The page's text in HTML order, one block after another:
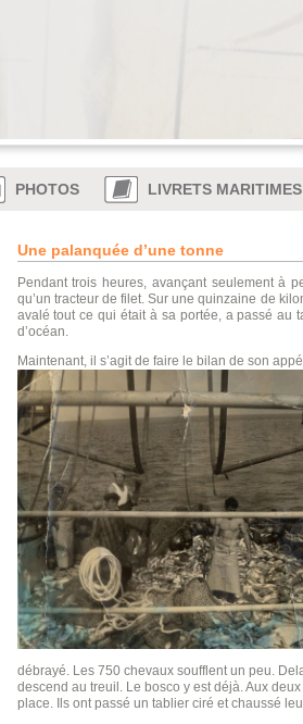
PHOTOS LIVRETS MARITIMES
Une palanquée d’une tonne
Pendant trois heures, avançant seulement à
qu’un tracteur de filet. Sur une quinzaine de
avalé tout ce qui était à sa portée, a passé au
d’océan.
Maintenant, il s’agit de faire le bilan de son
débrayé. Les 750 chevaux soufflent un peu.
descend au treuil. Le bosco y est déjà. Aux
place. Ils ont passé un tablier ciré et chaussé